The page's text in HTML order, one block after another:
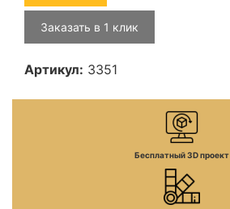
Заказать в 1 клик
Артикул: 3351
Бесплатный 3D проект